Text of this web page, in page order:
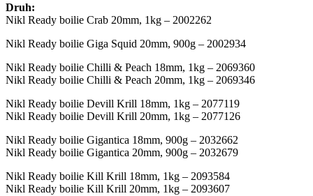
Druh:
Nikl Ready boilie Crab 20mm, 1kg – 2002262
Nikl Ready boilie Giga Squid 20mm, 900g – 2002934
Nikl Ready boilie Chilli & Peach 18mm, 1kg – 2069360
Nikl Ready boilie Chilli & Peach 20mm, 1kg – 2069346
Nikl Ready boilie Devill Krill 18mm, 1kg – 2077119
Nikl Ready boilie Devill Krill 20mm, 1kg – 2077126
Nikl Ready boilie Gigantica 18mm, 900g – 2032662
Nikl Ready boilie Gigantica 20mm, 900g – 2032679
Nikl Ready boilie Kill Krill 18mm, 1kg – 2093584
Nikl Ready boilie Kill Krill 20mm, 1kg – 2093607